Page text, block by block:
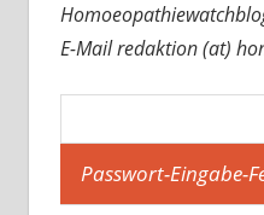
E-Mail redaktion (at)